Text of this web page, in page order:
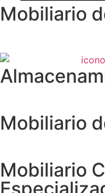
Mobiliario
Mobiliario
Mobiliario